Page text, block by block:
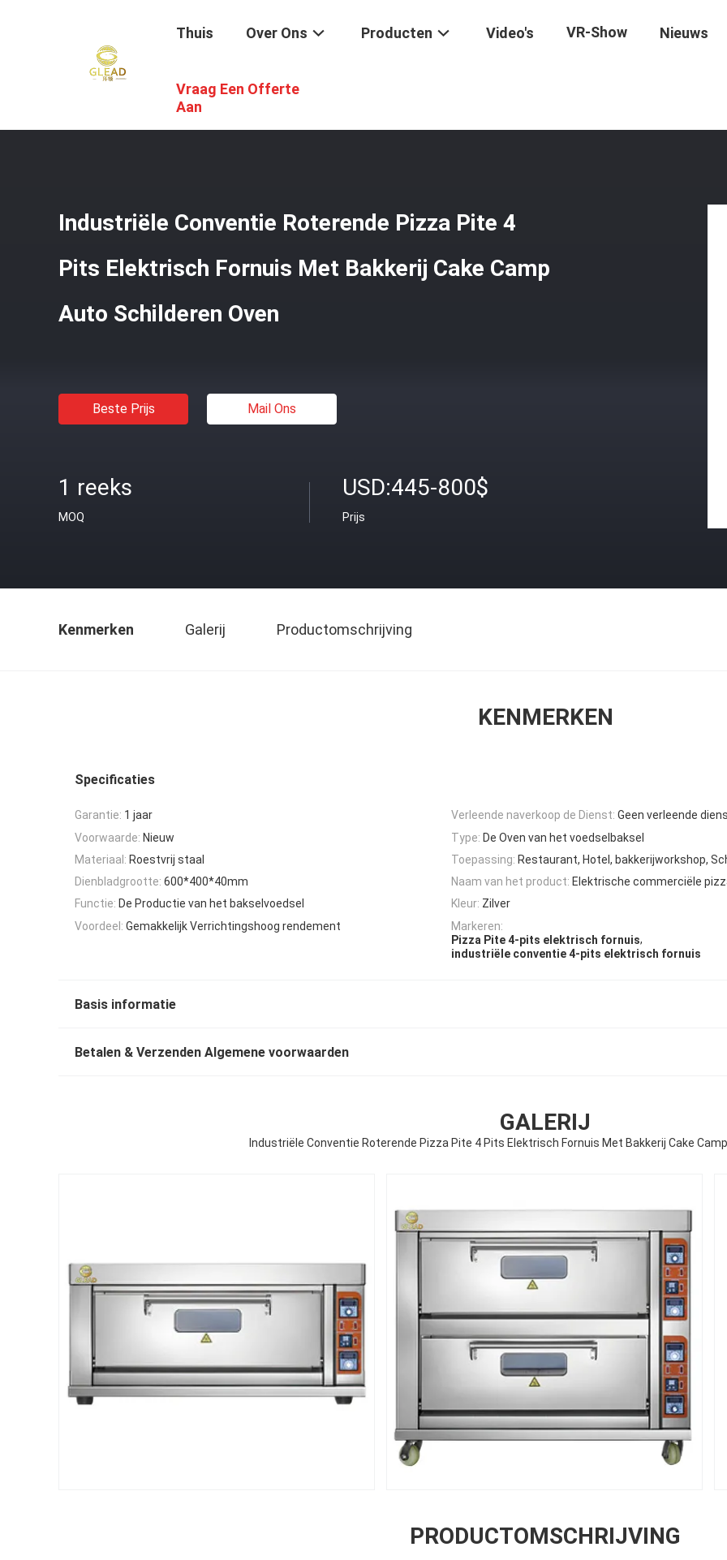
Thuis Over Ons Producten Video's VR-Show Nieuws
Vraag Een Offerte
Aan
Commerciële Bakseloven
Industriële Conventie Roterende Pizza Pite 4
Pits Elektrisch Fornuis Met Bakkerij Cake Camp
Auto Schilderen Oven
Beste Prijs Mail Ons
1 reeks
MOQ
USD:445-800$
Prijs
Kenmerken Galerij Productomschrijving
KENMERKEN
Specificaties
Garantie: 1 jaar Verleende naverkoop de Dienst: Geen verleende
Voorwaarde: Nieuw Type: De Oven van het voedselbaksel
Materiaal: Roestvrij staal Toepassing: Restaurant, Hotel, bakkerijworkshop,
Dienbladgrootte: 600*400*40mm Naam van het product: Elektrische commerciële
Functie: De Productie van het bakselvoedsel Kleur: Zilver
Voordeel: Gemakkelijk Verrichtingshoog rendement
Markeren:
Pizza Pite 4-pits elektrisch fornuis,
industriële conventie 4-pits elektrisch fornuis
Basis informatie
Betalen & Verzenden Algemene voorwaarden
GALERIJ
Industriële Conventie Roterende Pizza Pite 4 Pits Elektrisch Fornuis Met Bakkerij Cake
PRODUCTOMSCHRIJVING